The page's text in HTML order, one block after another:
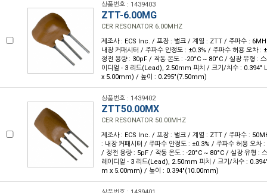
상품번호 : 1439403
ZTT-6.00MG
CER RESONATOR 6.00MHZ
제조사 : ECS Inc. / 포장 : 벌크 / 계열 : ZTT / 주파수 :
내장 커패시터 / 주파수 안정도 : ±0.3% / 주파수 허용 오차 :
정전 용량 : 30pF / 작동 온도 : -20°C ~ 80°C / 실장 유형 :
이디얼 - 3 리드(Lead), 2.50mm 피치 / 크기/치수 : 0.394"
x 5.00mm) / 높이 : 0.295"(7.50mm)
상품번호 : 1439402
ZTT50.00MX
CER RESONATOR 50.00MHZ
제조사 : ECS Inc. / 포장 : 벌크 / 계열 : ZTT / 주파수 :
: 내장 커패시터 / 주파수 안정도 : ±0.3% / 주파수 허용 오차
/ 정전 용량 : 5pF / 작동 온도 : -20°C ~ 80°C / 실장 유형 :
레이디얼 - 3 리드(Lead), 2.50mm 피치 / 크기/치수 :
m x 5.00mm) / 높이 : 0.394"(10.00mm)